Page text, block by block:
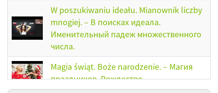
W poszukiwaniu ideału. Mianownik liczby
mnogiej. – В поисках идеала.
Именительный падеж множественного
числа.
Magia świąt. Boże narodzenie. – Магия
праздников. Рождество.